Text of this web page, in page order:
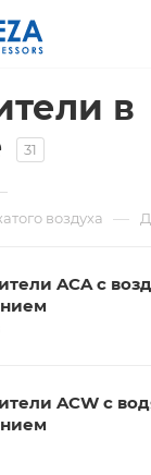
в
31
воздуха —
ACA с
ACW с